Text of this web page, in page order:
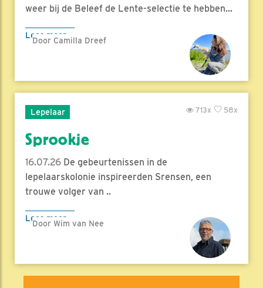
weer bij de Beleef de Lente-selectie te hebben...
Lees meer
Door Camilla Dreef
Lepelaar 58x
713x
Sprookje
16.07.26 De gebeurtenissen in de
lepelaarskolonie inspireerden Srensen, een
trouwe volger van ..
Lees meer
Door Wim van Nee